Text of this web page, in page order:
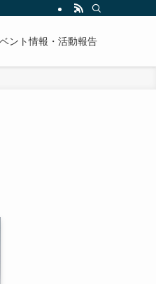
ント情報・活動報告